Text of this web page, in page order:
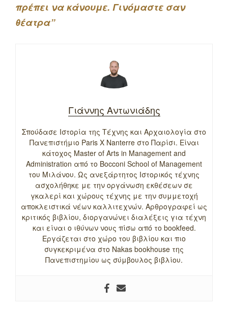
πρέπει να κάνουμε. Γινόμαστε σαν
θέατρα”
Γιάννης Αντωνιάδης
Σπούδασε Ιστορία της Τέχνης και Αρχαιολογία στο
Πανεπιστήμιο Paris X Nanterre στο Παρίσι. Είναι
κάτοχος Master of Arts in Management and
Administration από το Bocconi School of Management
του Μιλάνου. Ως ανεξάρτητος Ιστορικός τέχνης
ασχολήθηκε με την οργάνωση εκθέσεων σε
γκαλερί και χώρους τέχνης με την συμμετοχή
αποκλειστικά νέων καλλιτεχνών. Αρθρογραφεί ως
κριτικός βιβλίου, διοργανώνει διαλέξεις για τέχνη
και είναι ο ιθύνων νους πίσω από το bookfeed.
Εργάζεται στο χώρο του βιβλίου και πιο
συγκεκριμένα στο Nakas bookhouse της
Πανεπιστημίου ως σύμβουλος βιβλίου.